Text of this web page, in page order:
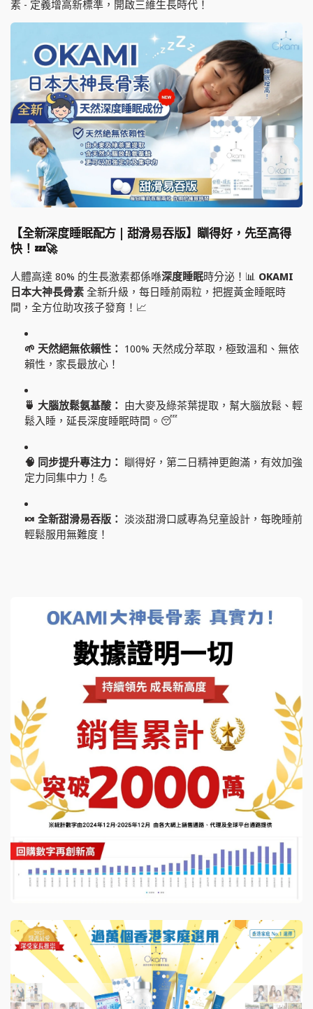
素 - 定義增高新標準，開啟三維生長時代！
【全新深度睡眠配方 | 甜滑易吞版】瞓得好，先至高得
快！💤🚀
人體高達 80% 的生長激素都係喺深度睡眠時分泌！📊 OKAMI
日本大神長骨素 全新升級，每日睡前兩粒，把握黃金睡眠時
間，全方位助攻孩子發育！📈
🌱 天然絕無依賴性： 100% 天然成分萃取，極致溫和、無依
賴性，家長最放心！
🍵 大腦放鬆氨基酸： 由大麥及綠茶葉提取，幫大腦放鬆、輕
鬆入睡，延長深度睡眠時間。😴
🧠 同步提升專注力： 瞓得好，第二日精神更飽滿，有效加強
定力同集中力！💪
🍬 全新甜滑易吞版： 淡淡甜滑口感專為兒童設計，每晚睡前
輕鬆服用無難度！